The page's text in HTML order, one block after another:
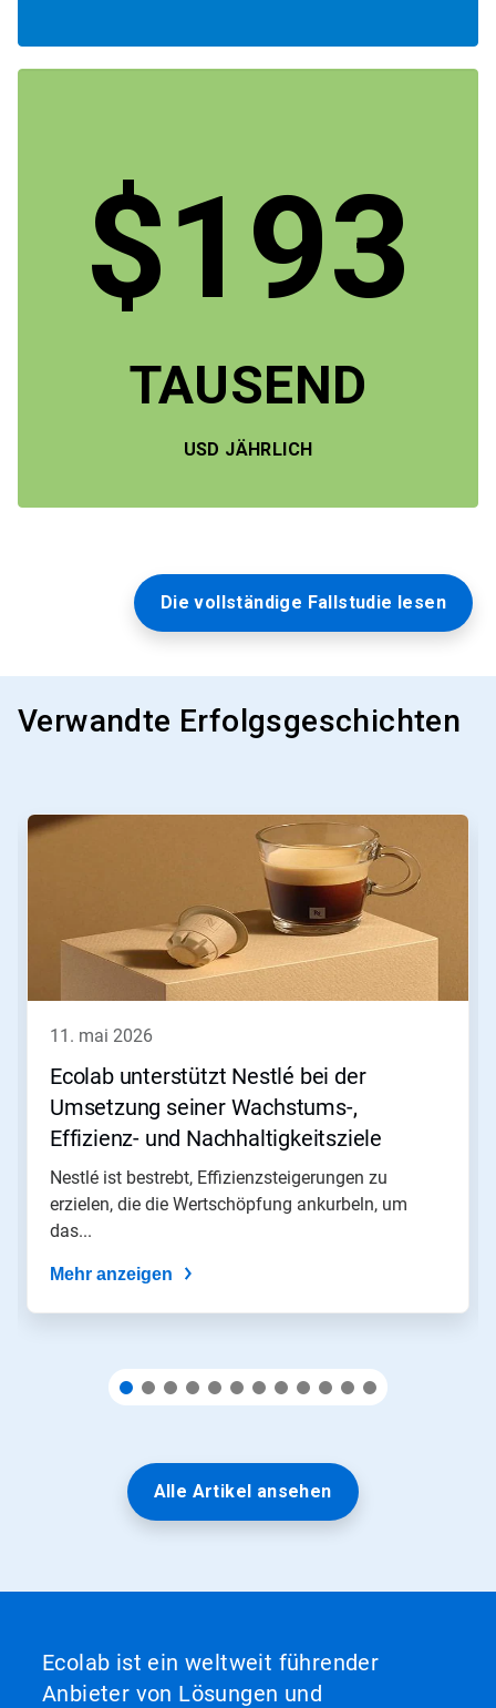
$193
TAUSEND
USD JÄHRLICH
Die vollständige Fallstudie lesen
Verwandte Erfolgsgeschichten
Dies
ist
Schaltflächen
und
navigieren,
springen
Folien-
Punkten
11. mai 2026
Ecolab unterstützt Nestlé bei der
Umsetzung seiner Wachstums-,
Effizienz- und Nachhaltigkeitsziele​​​​​​​
Nestlé ist bestrebt, Effizienzsteigerungen zu
erzielen, die die Wertschöpfung ankurbeln, um
das...
Mehr anzeigen
Alle Artikel ansehen
Ecolab ist ein weltweit führender
Anbieter von Lösungen und